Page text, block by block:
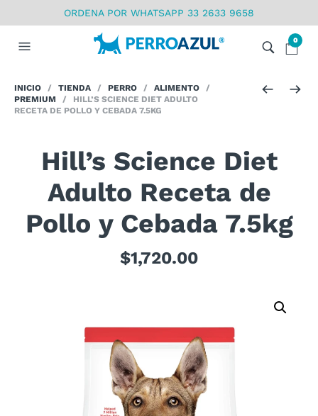
ORDENA POR WHATSAPP 33 2633 9658
0
INICIO / TIENDA / PERRO / ALIMENTO /
PREMIUM / HILL’S SCIENCE DIET ADULTO
RECETA DE POLLO Y CEBADA 7.5KG
Hill’s Science Diet
Adulto Receta de
Pollo y Cebada 7.5kg
$1,720.00